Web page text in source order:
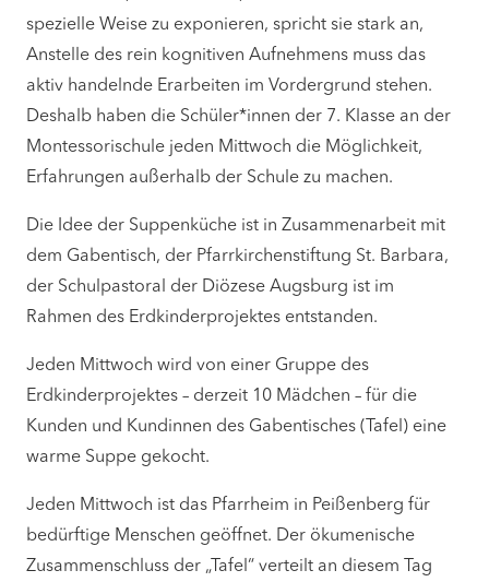
spezielle Weise zu exponieren, spricht sie stark an,
Anstelle des rein kognitiven Aufnehmens muss das
aktiv handelnde Erarbeiten im Vordergrund stehen.
Deshalb haben die Schüler*innen der 7. Klasse an der
Montessorischule jeden Mittwoch die Möglichkeit,
Erfahrungen außerhalb der Schule zu machen.
Die Idee der Suppenküche ist in Zusammenarbeit mit
dem Gabentisch, der Pfarrkirchenstiftung St. Barbara,
der Schulpastoral der Diözese Augsburg ist im
Rahmen des Erdkinderprojektes entstanden.
Jeden Mittwoch wird von einer Gruppe des
Erdkinderprojektes – derzeit 10 Mädchen – für die
Kunden und Kundinnen des Gabentisches (Tafel) eine
warme Suppe gekocht.
Jeden Mittwoch ist das Pfarrheim in Peißenberg für
bedürftige Menschen geöffnet. Der ökumenische
Zusammenschluss der „Tafel“ verteilt an diesem Tag